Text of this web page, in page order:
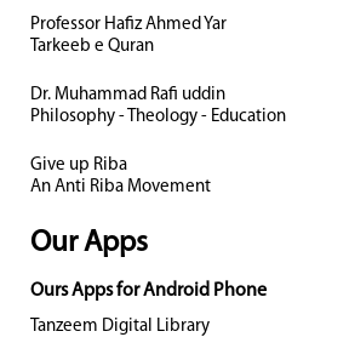
Professor Hafiz Ahmed Yar
Tarkeeb e Quran
Dr. Muhammad Rafi uddin
Philosophy - Theology - Education
Give up Riba
An Anti Riba Movement
Our Apps
Ours Apps for Android Phone
Tanzeem Digital Library